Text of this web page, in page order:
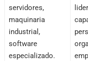
servidores,
maquinaria
industrial,
software
especializado.